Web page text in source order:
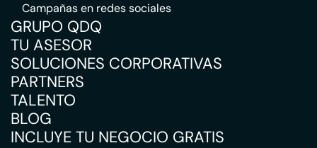
Campañas en redes sociales
GRUPO QDQ
TU ASESOR
SOLUCIONES CORPORATIVAS
PARTNERS
TALENTO
BLOG
INCLUYE TU NEGOCIO GRATIS